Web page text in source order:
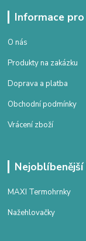
Informace
O nás
Produkty na zakázku
Doprava a platba
Obchodní podmínky
Vrácení zboží
MAXI Termohrnky
Nažehlovačky